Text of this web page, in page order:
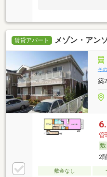
賃貸アパート メゾン・アン
そ
築
管
2
敷金なし